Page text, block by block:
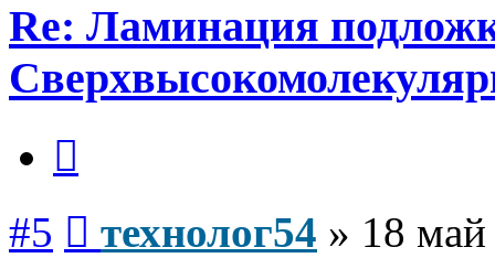
Re: Ламинация
#5 технолог54 » 18